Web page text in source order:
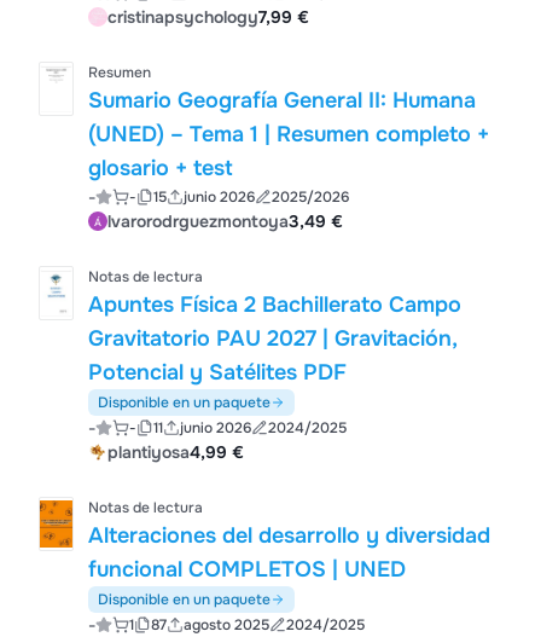
cristinapsychology7,99 €
Resumen
Sumario Geografía General II: Humana
(UNED) – Tema 1 | Resumen completo +
glosario + test
- - 15 junio 2026 2025/2026
lvarorodrguezmontoya3,49 €
Notas de lectura
Apuntes Física 2 Bachillerato Campo
Gravitatorio PAU 2027 | Gravitación,
Potencial y Satélites PDF
Disponible en un paquete
- - 11 junio 2026 2024/2025
plantiyosa4,99 €
Notas de lectura
Alteraciones del desarrollo y diversidad
funcional COMPLETOS | UNED
Disponible en un paquete
- 1 87 agosto 2025 2024/2025